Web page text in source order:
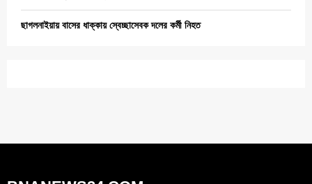
ছাগলনাইয়ায় বাসের ধাক্কায় স্বেচ্ছাসেবক দলের কর্মী নিহত